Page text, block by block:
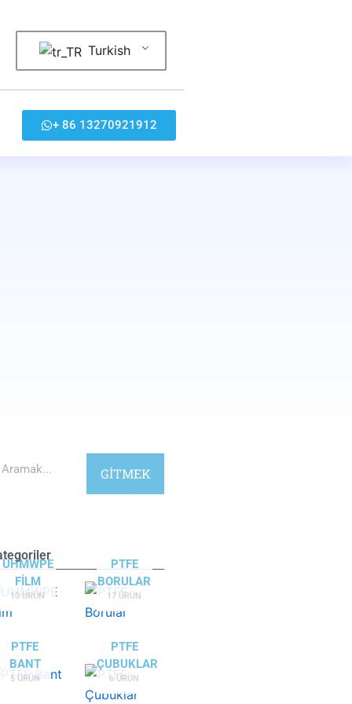
Turkish
+ 86 13270921912
GİTMEK
UHMWPE
FILM
10 ÜRÜN
PTFE
BORULAR
17 ÜRÜN
PTFE
BANT
5 ÜRÜN
PTFE
ÇUBUKLAR
6 ÜRÜN